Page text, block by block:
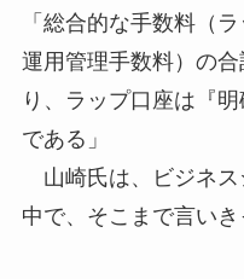
「総合的な手数料（
運用管理手数料）の
り、ラップ口座は『
である」
山崎氏は、ビジネス
中で、そこまで言いき